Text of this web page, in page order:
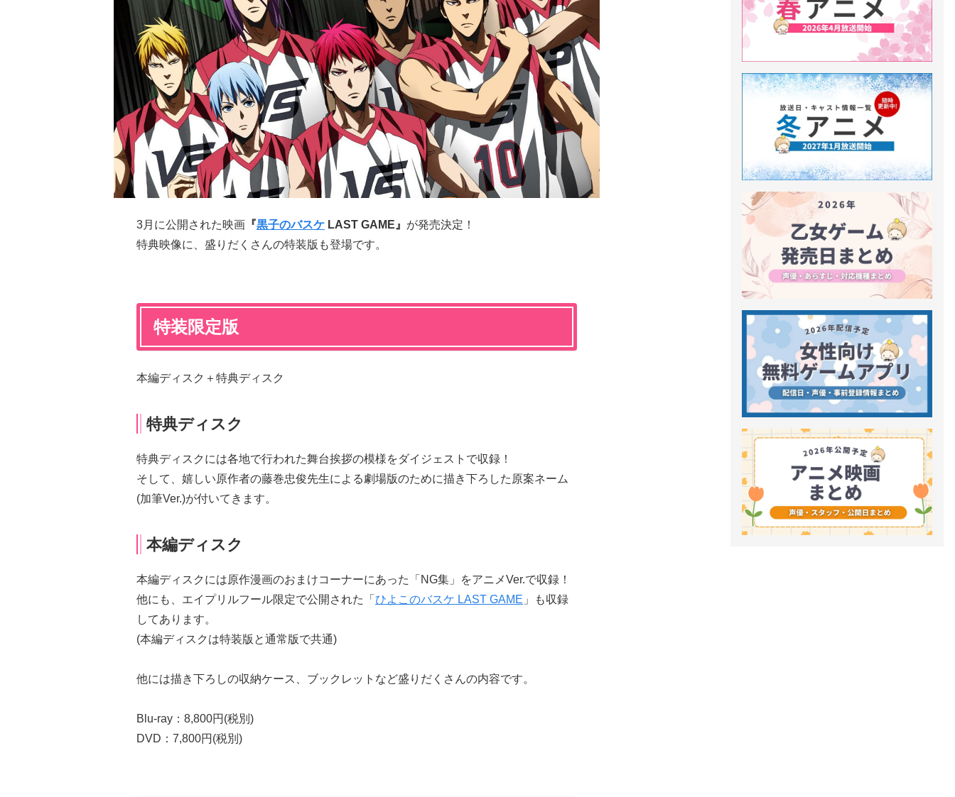
3月に公開された映画 『黒子のバスケ LAST GAME』 が発売決定！
特典映像に、盛りだくさんの特装版も登場です。
特装限定版
本編ディスク＋特典ディスク
特典ディスク
特典ディスクには各地で行われた舞台挨拶の模様をダイジェストで収録！
そして、嬉しい原作者の藤巻忠俊先生による劇場版のために描き下ろした原案ネーム
(加筆Ver.)が付いてきます。
本編ディスク
本編ディスクには原作漫画のおまけコーナーにあった「NG集」をアニメVer.で収録！
他にも、エイプリルフール限定で公開された「 ひよこのバスケ LAST GAME 」も収録
してあります。
(本編ディスクは特装版と通常版で共通)
他には描き下ろしの収納ケース、ブックレットなど盛りだくさんの内容です。
Blu-ray：8,800円(税別)
DVD：7,800円(税別)